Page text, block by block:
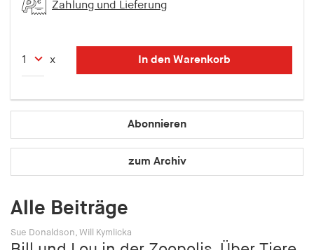
Zahlung und Lieferung
x In den Warenkorb
Abonnieren
zum Archiv
Alle Beiträge
Sue Donaldson, Will Kymlicka
Name:
fe_typo_user
hamburger-edition.de
Name:
fonts_loaded